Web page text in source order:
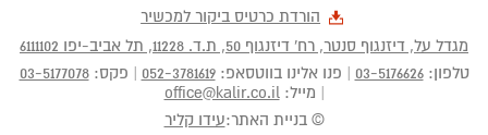
הורדת כרטיס ביקור למכשיר
מגדל על, דיזנגוף סנטר, רח' דיזנגוף 50
, ת.ד. 11228
, תל אביב-יפו 6111102
טלפון:03-5176626 פנו אלינו בווטסאפ:052-3781619 פקס:03-5177078
מייל:office@kalir.co.il
© בניית האתר:עידו קליר